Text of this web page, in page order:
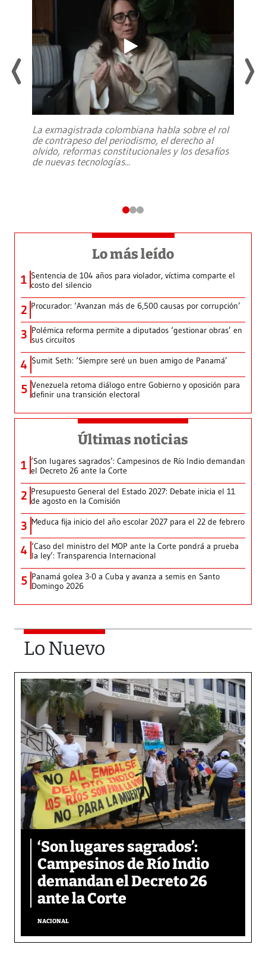
La exmagistrada colombiana habla sobre el rol
de contrapeso del periodismo, el derecho al
olvido, reformas constitucionales y los desafíos
de nuevas tecnologías...
Lo más leído
1 Sentencia de 104 años para violador, víctima comparte el
costo del silencio
2 Procurador: ‘Avanzan más de 6,500 causas por corrupción’
3 Polémica reforma permite a diputados ‘gestionar obras’ en
sus circuitos
4 Sumit Seth: ‘Siempre seré un buen amigo de Panamá’
5 Venezuela retoma diálogo entre Gobierno y oposición para
definir una transición electoral
Últimas noticias
1 ‘Son lugares sagrados’: Campesinos de Río Indio demandan
el Decreto 26 ante la Corte
2 Presupuesto General del Estado 2027: Debate inicia el 11
de agosto en la Comisión
3 Meduca fija inicio del año escolar 2027 para el 22 de febrero
4 ‘Caso del ministro del MOP ante la Corte pondrá a prueba
la ley’: Transparencia Internacional
5 Panamá golea 3-0 a Cuba y avanza a semis en Santo
Domingo 2026
Lo Nuevo
‘Son lugares sagrados’:
Campesinos de Río Indio
demandan el Decreto 26
ante la Corte
NACIONAL